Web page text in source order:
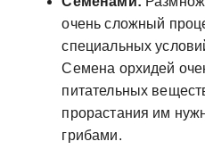
очень сложный
специальных
Семена орхидей
питательных
прорастания им
грибами.